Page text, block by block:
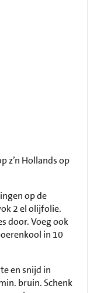
z’n Hollands op
op de
2 el olijfolie.
door. Voeg ook
in 10
en snijd in
bruin. Schenk